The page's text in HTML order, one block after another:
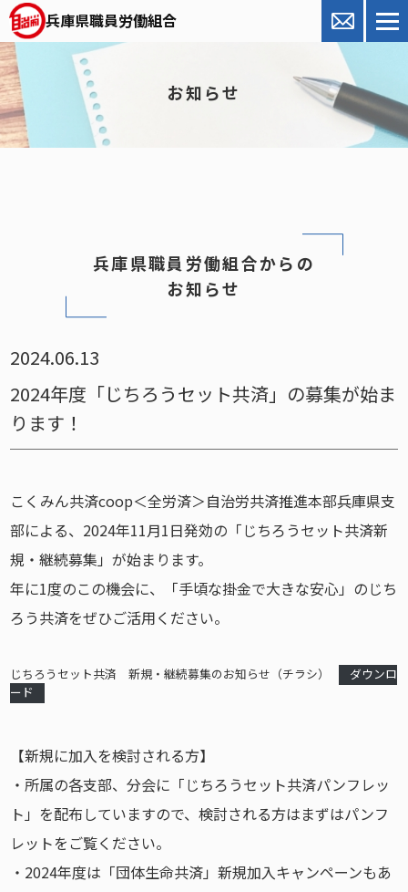
兵庫県職員労働組合
お知らせ
兵庫県職員労働組合からの
お知らせ
2024.06.13
2024年度「じちろうセット共済」の募集が始ま
ります！
こくみん共済coop＜全労済＞自治労共済推進本部兵庫県支
部による、2024年11月1日発効の「じちろうセット共済新
規・継続募集」が始まります。
年に1度のこの機会に、「手頃な掛金で大きな安心」のじち
ろう共済をぜひご活用ください。
じちろうセット共済 新規・継続募集のお知らせ（チラシ）
ダウンロ
ード
【新規に加入を検討される方】
・所属の各支部、分会に「じちろうセット共済パンフレッ
ト」を配布していますので、検討される方はまずはパンフ
レットをご覧ください。
・2024年度は「団体生命共済」新規加入キャンペーンもあ